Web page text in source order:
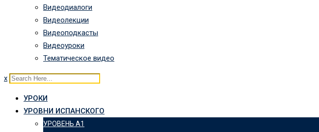
Видеодиалоги
Видеолекции
Видеоподкасты
Видеоуроки
Тематическое видео
x
УРОКИ
УРОВНИ ИСПАНСКОГО
УРОВЕНЬ А1